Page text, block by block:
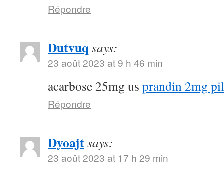
Répondre
Dutvuq says:
23 août 2023 at 9 h 46 min
acarbose 25mg us prandin 2mg
Répondre
Dyoajtsays:
23 août 2023 at 17 h 29 min